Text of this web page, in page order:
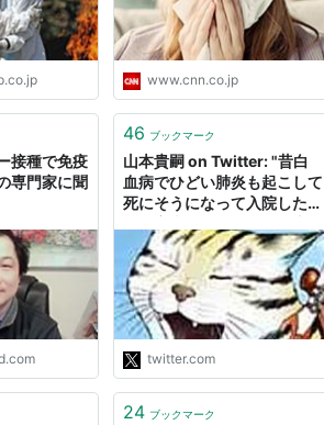
www.cnn.co.jp
接種で免疫
専門家に聞
46 ブックマーク
山本貴嗣 on Twitter: "昔白
血病でひどい肺炎も起こして
死にそうになって入院した妻
膳据え膳で寝てられて最高」
ってご機嫌で、治療で免疫低
下してクリーンルームに入れ
られても孤独耐性が超強いの
で「ここ快適なんでずっとい
られませんか」って言って断
られてた。落ち込むとかキレ
るとか皆無だった"
twitter.com
24 ブックマーク